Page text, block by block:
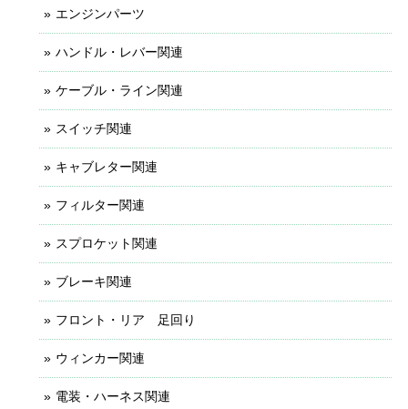
エンジンパーツ
ハンドル・レバー関連
ケーブル・ライン関連
スイッチ関連
キャブレター関連
フィルター関連
スプロケット関連
ブレーキ関連
フロント・リア 足回り
ウィンカー関連
電装・ハーネス関連